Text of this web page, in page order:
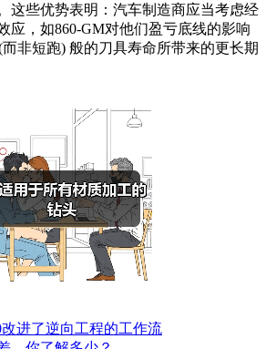
这些优势表明：汽车制造商应当考虑经
应，如860-GM对他们盈亏底线的影响
非短跑) 般的刀具寿命所带来的更长期
改进了逆向工程的工作流